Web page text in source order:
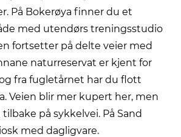
På Bokerøya finner du et
med utendørs treningsstudio
fortsetter på delte veier med
naturreservat er kjent for
fra fugletårnet har du flott
Veien blir mer kupert her, men
på sykkelvei. På Sand
med dagligvare.